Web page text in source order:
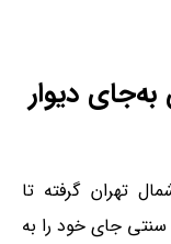
دیوار
تهران گرفته تا
سنتی جای خود را به